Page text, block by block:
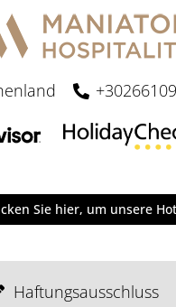
Sie hier, um unsere
Haftungsausschluss